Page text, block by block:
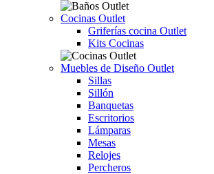
Cocinas Outlet
Griferías cocina Outlet
Kits Cocinas
Muebles de Diseño Outlet
Sillas
Sillón
Banquetas
Escritorios
Lámparas
Mesas
Relojes
Percheros